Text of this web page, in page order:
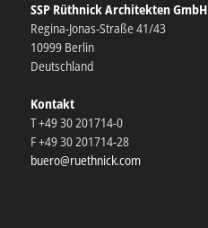
SSP Rüthnick Architekten GmbH
Regina-Jonas-Straße 41/43
10999 Berlin
Deutschland
Kontakt
T +49 30 201714-0
F +49 30 201714-28
buero@ruethnick.com